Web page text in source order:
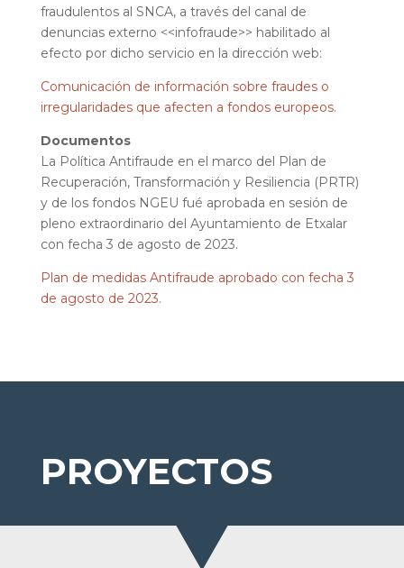
fraudulentos al SNCA, a través del canal de
denuncias externo <<infofraude>> habilitado al
efecto por dicho servicio en la dirección web:
Comunicación de información sobre fraudes o
irregularidades que afecten a fondos europeos.
Documentos
La Política Antifraude en el marco del Plan de
Recuperación, Transformación y Resiliencia (PRTR)
y de los fondos NGEU fué aprobada en sesión de
pleno extraordinario del Ayuntamiento de Etxalar
con fecha 3 de agosto de 2023.
Plan de medidas Antifraude aprobado con fecha 3
de agosto de 2023.
PROYECTOS